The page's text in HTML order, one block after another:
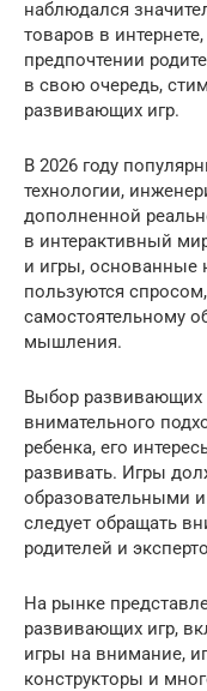
наблюдался
товаров в
предпочтении
в свою очередь,
развивающих игр.
В 2026 году
технологии,
дополненной
в интерактивный
и игры, основанные
пользуются
самостоятельному
мышления.
Выбор развивающих
внимательного
ребенка, его
развивать. Игры
образовательными
следует обращать
родителей и
На рынке
развивающих игр,
игры на внимание,
конструкторы и